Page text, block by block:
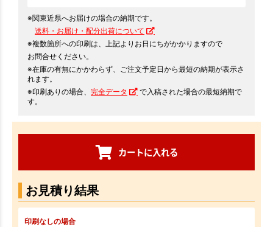
※関東近県へお届けの場合の納期です。
送料・お届け・配分出荷について
※複数箇所への印刷は、上記よりお日にちがかかりますので
お問合せください。
※在庫の有無にかかわらず、ご注文予定日から最短の納期が表示さ
れます。
※印刷ありの場合、 完全データ
で入稿された場合の最短納期で
す。
カートに入れる
お見積り結果
印刷なしの場合